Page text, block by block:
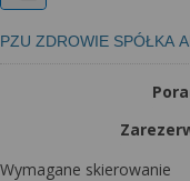
PZU ZDROWIE SPÓŁKA
Wymagane skierowanie